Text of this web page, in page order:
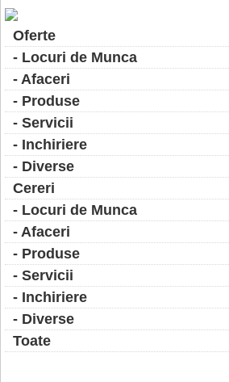
Oferte
- Locuri de Munca
- Afaceri
- Produse
- Servicii
- Inchiriere
- Diverse
Cereri
- Locuri de Munca
- Afaceri
- Produse
- Servicii
- Inchiriere
- Diverse
Toate